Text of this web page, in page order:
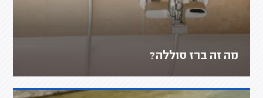
מה זה ברז סוללה?